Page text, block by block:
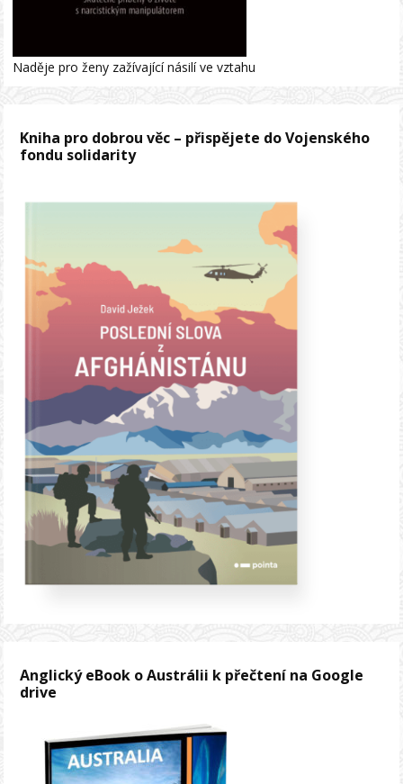
Naděje pro ženy zažívající násilí ve vztahu
Kniha pro dobrou věc – přispějete do Vojenského
fondu solidarity
Anglický eBook o Austrálii k přečtení na Google
drive